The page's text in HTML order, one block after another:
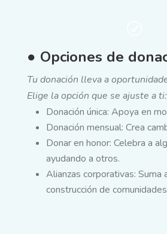
● Opciones de
Tu donación lleva a
Elige la opción que se ajuste a ti:
Donación única: Apoya en
Donación mensual: Crea
Donar en honor: Celebra a
ayudando a otros.
Alianzas corporativas: Suma
construcción de